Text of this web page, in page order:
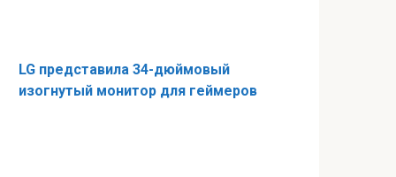
LG представила 34-дюймовый
изогнутый монитор для геймеров